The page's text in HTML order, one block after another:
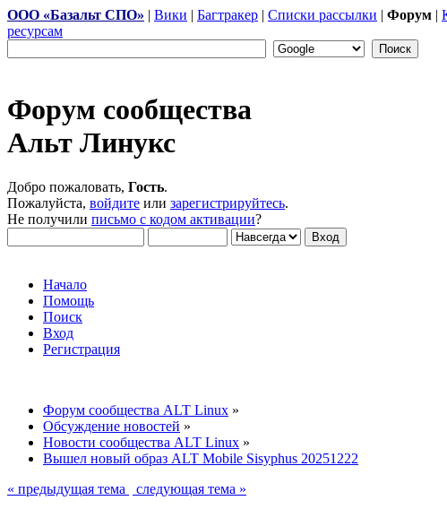
ООО «Базальт СПО» | Вики | Багтракер | Списки рассылки | Форум |
ресурсам
Форум сообщества
Альт Линукс
Добро пожаловать, Гость.
Пожалуйста, войдите или зарегистрируйтесь.
Не получили письмо с кодом активации?
Начало
Помощь
Поиск
Вход
Регистрация
Форум сообщества ALT Linux »
Обсуждение новостей »
Новости сообщества ALT Linux »
Вышел новый образ ALT Mobile Sisyphus 20251222
« предыдущая тема
следующая тема »